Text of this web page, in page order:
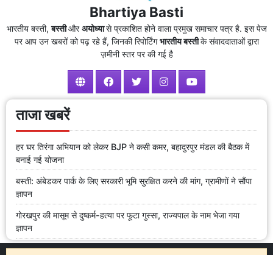
Bhartiya Basti
भारतीय बस्ती,बस्तीऔरअयोध्यासे प्रकाशित होने वाला प्रमुख समाचार पत्र है. इस पेज
पर आप उन खबरों को पढ़ रहे हैं, जिनकी रिपोर्टिंगभारतीय बस्तीके संवाददाताओं द्वारा
ज़मीनी स्तर पर की गई है
ताजा खबरें
हर घर तिरंगा अभियान को लेकर BJP ने कसी कमर, बहादुरपुर मंडल की बैठक में
बनाई गई योजना
बस्ती: अंबेडकर पार्क के लिए सरकारी भूमि सुरक्षित करने की मांग, ग्रामीणों ने सौंपा
ज्ञापन
गोरखपुर की मासूम से दुष्कर्म-हत्या पर फूटा गुस्सा, राज्यपाल के नाम भेजा गया
ज्ञापन